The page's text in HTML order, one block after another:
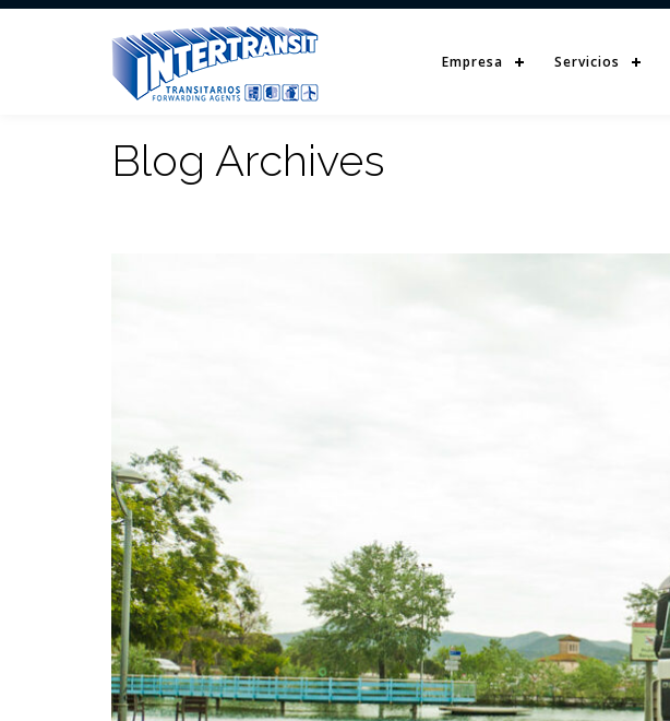
Empresa Servicios
Blog Archives